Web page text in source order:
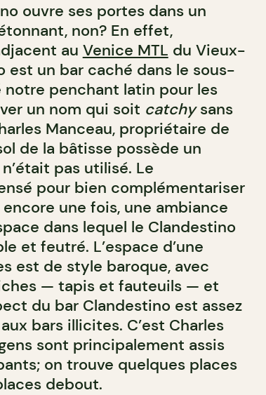
ouvre ses portes dans un
non? En effet,
au Venice MTL du Vieux-
est un bar caché dans le sous-
notre penchant latin pour les
un nom qui soit catchysans
Manceau, propriétaire de
de la bâtisse possède un
pas utilisé. Le
pour bien complémentariser
une fois, une ambiance
dans lequel le Clandestino
et feutré. L’espace d’une
est de style baroque, avec
— tapis et fauteuils — et
du bar Clandestino est assez
bars illicites. C’est Charles
sont principalement assis
on trouve quelques places
debout.